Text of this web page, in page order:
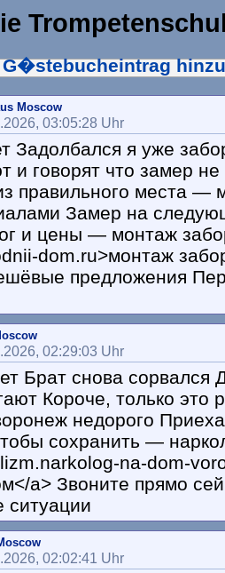
G�stebucheintrag
Moscow
03:05:28 Uhr
Задолбался я уже
и говорят что замер не
правильного места —
Замер на
и цены — монтаж
dom.ru>монтаж
предложения
02:29:03 Uhr
Брат снова сорвался
Короче, только это
недорого
сохранить —
na-dom-
a> Звоните прямо
ситуации
02:02:41 Uhr